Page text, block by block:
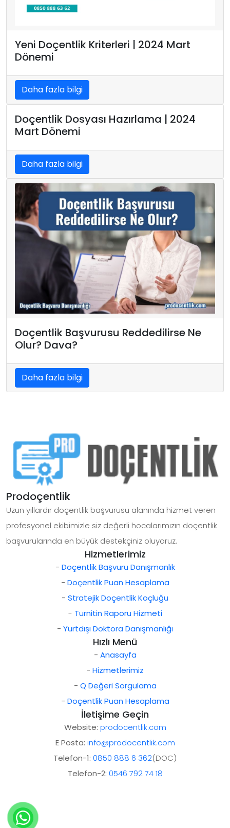
Yeni Doçentlik Kriterleri | 2024 Mart
Dönemi
Daha fazla bilgi
Doçentlik Dosyası Hazırlama | 2024
Mart Dönemi
Daha fazla bilgi
Doçentlik Başvurusu Reddedilirse Ne
Olur? Dava?
Daha fazla bilgi
Prodoçentlik
Uzun yıllardır doçentlik başvurusu alanında hizmet veren
profesyonel ekibimizle siz değerli hocalarımızın doçentlik
başvurularında en büyük destekçiniz oluyoruz.
Hizmetlerimiz
- Doçentlik Başvuru Danışmanlık
- Doçentlik Puan Hesaplama
- Stratejik Doçentlik Koçluğu
- Turnitin Raporu Hizmeti
- Yurtdışı Doktora Danışmanlığı
Hızlı Menü
- Anasayfa
- Hizmetlerimiz
- Q Değeri Sorgulama
- Doçentlik Puan Hesaplama
İletişime Geçin
Website: prodocentlik.com
E Posta: info@prodocentlik.com
Telefon-1: 0850 888 6 362(DOC)
Telefon-2: 0546 792 74 18